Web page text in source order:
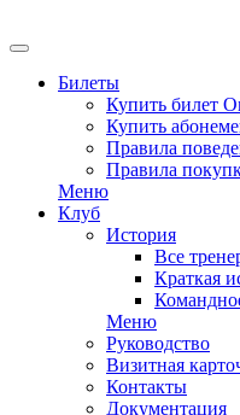
Билеты
Купить билет
Купить
Правила
Правила
Меню
Клуб
История
Все
Краткая
Меню
Руководство
Визитная
Контакты
Документация